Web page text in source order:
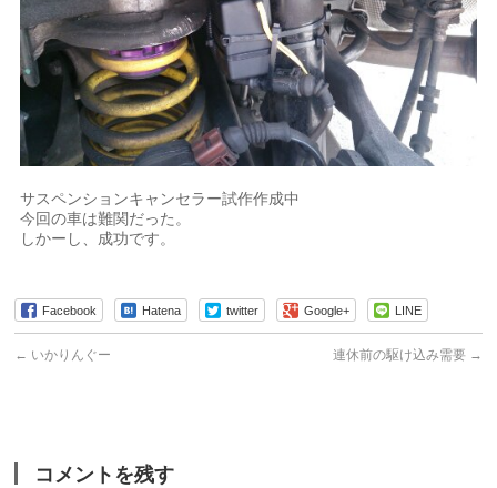
サスペンションキャンセラー試作作成中
今回の車は難関だった。
しかーし、成功です。
Facebook Hatena twitter Google+ LINE
← いかりんぐー 連休前の駆け込み需要 →
コメントを残す